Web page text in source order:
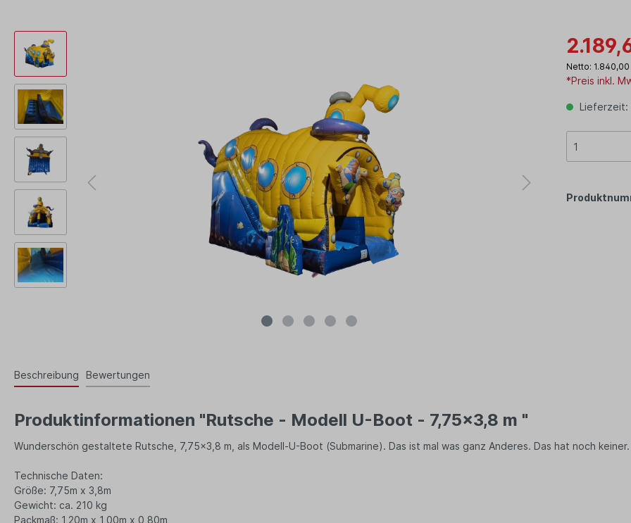
Netto:
*Preis inkl.
Lieferzeit:
Beschreibung Bewertungen
Produktinformationen "Rutsche - Modell U-Boot - 7,75x3,8 m "
Wunderschön gestaltete Rutsche, 7,75x3,8 m, als Modell-U-Boot (Submarine). Das ist mal was ganz Anderes. Das hat noch
Technische Daten:
Größe: 7,75m x 3,8m
Gewicht: ca. 210 kg
Packmaß: 1,20m x 1,00m x 0,80m